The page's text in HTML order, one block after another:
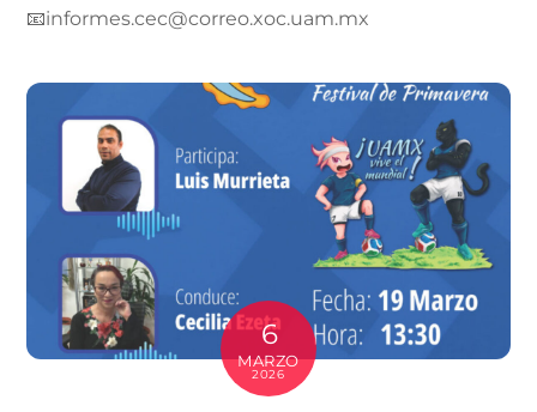
📧informes.cec@correo.xoc.uam.mx
6
MARZO
2026